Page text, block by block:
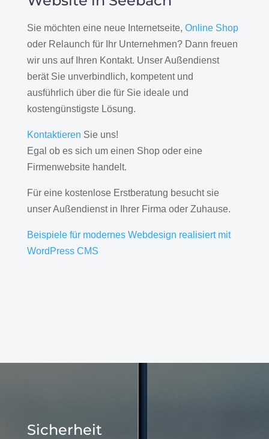
Sie möchten eine neue Internetseite, Online Shop
oder Relaunch für Ihr Unternehmen? Dann freuen
wir uns auf Ihren Kontakt. Unser Außendienst
berät Sie unverbindlich, kompetent und
ausführlich über die für Sie ideale und
kostengünstigste Lösung.
Kontaktieren Sie uns!
Egal ob es sich um einen Shop oder eine
Firmenwebsite handelt.
Für eine kostenlose Erstberatung besucht sie
unser Außendienst in Ihrer Firma oder Zuhause.
Beispiele für modernes Webdesign realisiert mit
WordPress CMS
Sicherheit